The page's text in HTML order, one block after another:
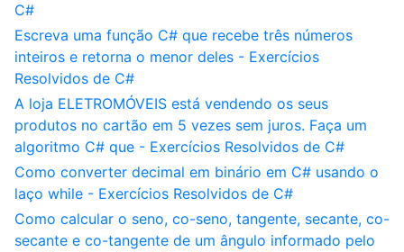
C#
Escreva uma função C# que recebe três números
inteiros e retorna o menor deles - Exercícios
Resolvidos de C#
A loja ELETROMÓVEIS está vendendo os seus
produtos no cartão em 5 vezes sem juros. Faça um
algoritmo C# que - Exercícios Resolvidos de C#
Como converter decimal em binário em C# usando o
laço while - Exercícios Resolvidos de C#
Como calcular o seno, co-seno, tangente, secante, co-
secante e co-tangente de um ângulo informado pelo